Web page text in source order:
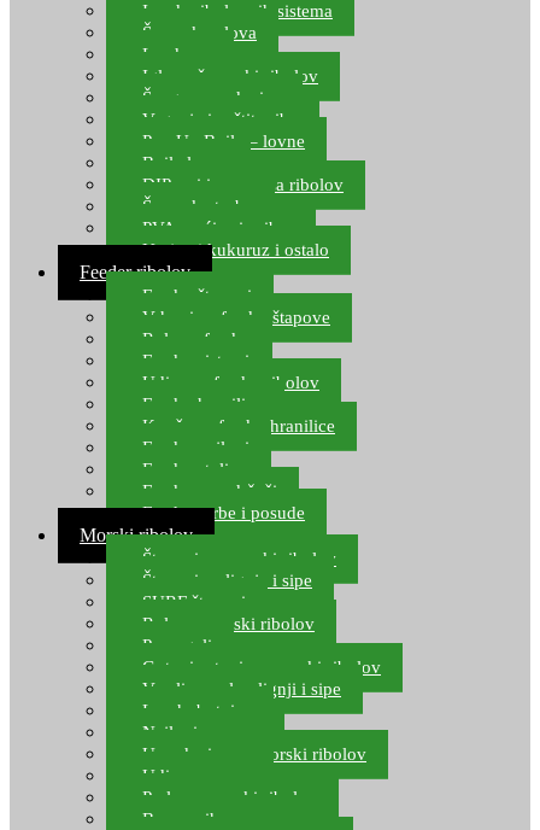
Izrada ribolovnih sistema
Šaranska olova
Leadcore
Igle za šaranski ribolov
Špage, upredenice
Vaganje i zaštita ribe
Pop Up Boile – lovne
Boile lovne
DIP-ovi i arome za ribolov
Šaranske torbe
PVA vrećice i pribor
Umjetni kukuruz i ostalo
Feeder ribolov
Feeder štapovi
Vrhovi za feeder štapove
Role za feeder
Feeder sistemi
Udice za feeder ribolov
Feeder hranilice
Kopče za feeder hranilice
Feeder najloni
Feeder stolice
Feeder arm držači
Feeder torbe i posude
Morski ribolov
Štapovi za morski ribolov
Štapovi za lignje i sipe
SURF štapovi
Role za morski ribolov
Parangali
Gotovi setovi za morski ribolov
Varalice za lov lignji i sipe
Lov hobotnice
Najloni za more
Upredenice za morski ribolov
Udice za more
Perle za morski ribolov
Brum prihrana za more